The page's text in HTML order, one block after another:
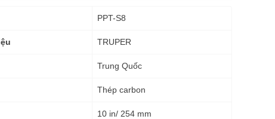
PPT-S8
TRUPER
Trung Quốc
Thép carbon
10 in/ 254 mm